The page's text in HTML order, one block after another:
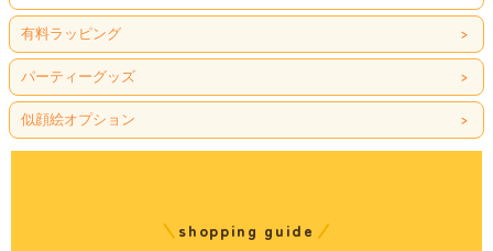
有料ラッピング
パーティーグッズ
似顔絵オプション
shopping guide